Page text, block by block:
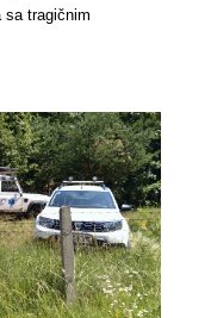
sa tragičnim